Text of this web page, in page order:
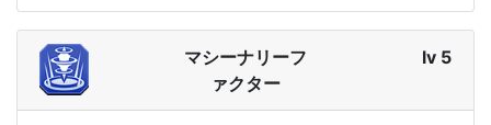
マシーナリーフ
ァクター
lv 5